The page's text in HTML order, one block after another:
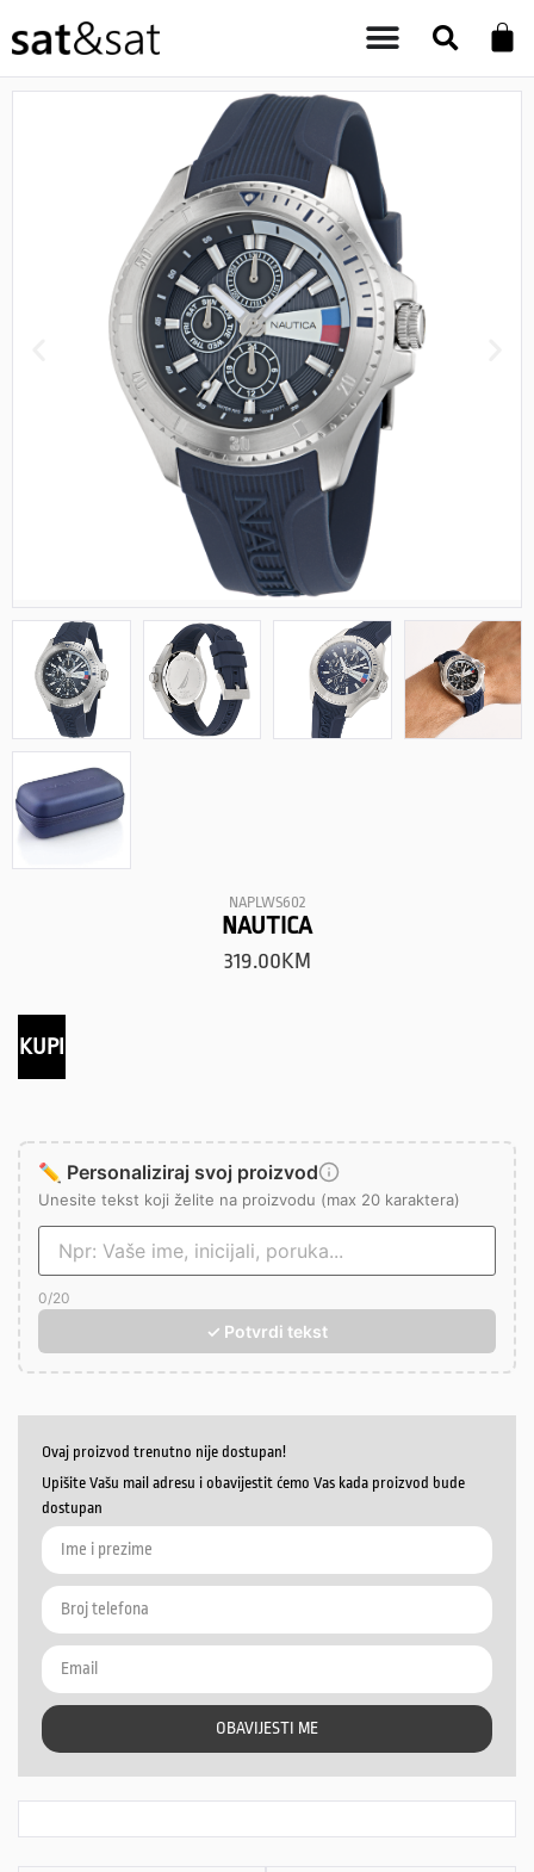
NAPLWS602
NAUTICA
319.00KM
KUPI
✏️ Personaliziraj svoj proizvod
Unesite tekst koji želite na proizvodu (max 20 karaktera)
0/20
✓ Potvrdi tekst
Ovaj proizvod trenutno nije dostupan!
Upišite Vašu mail adresu i obavijestit ćemo Vas kada proizvod bude
dostupan
OBAVIJESTI ME